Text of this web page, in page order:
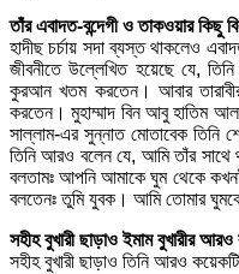
তাঁর এবাদত-বন্দেগী ও তাকওয়ার কিছু
হাদীছ চর্চায় সদা ব্যস্ত থাকলেও
জীবনীতে উল্লেখিত হয়েছে যে, তিনি
কুরআন খতম করতেন। আবার
করতেন। মুহাম্মাদ বিন আবু হাতিম
সাল্লাম-এর সুন্নাত মোতাবেক তিনি
তিনি আরও বলেন যে, আমি তাঁর
বলতামঃ আপনি আমাকে ঘুম থেকে
বলতেনঃ তুমি যুবক। আমি তোমার
সহীহ বুখারী ছাড়াও ইমাম বুখারীর
সহীহ বুখারী ছাড়াও তিনি আরও